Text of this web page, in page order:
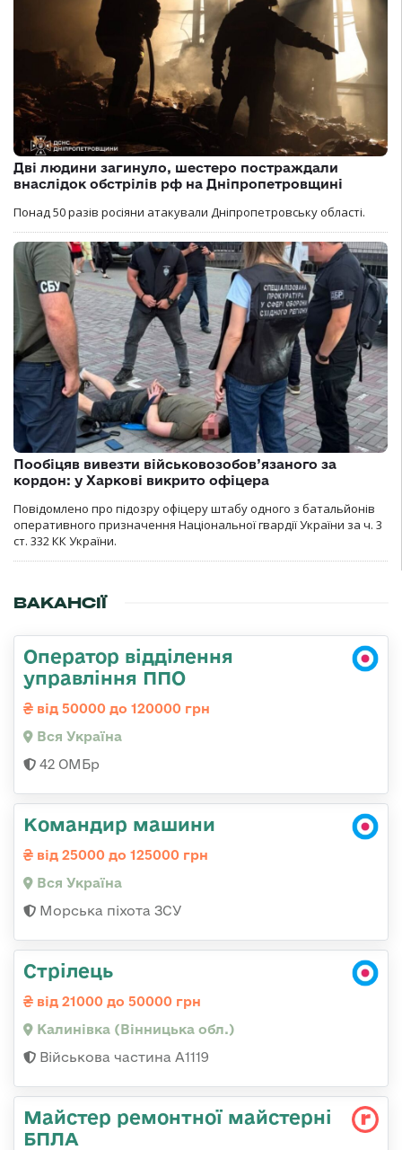
Дві людини загинуло, шестеро постраждали
внаслідок обстрілів рф на Дніпропетровщині
Понад 50 разів росіяни атакували Дніпропетровську області.
Пообіцяв вивезти військовозобов’язаного за
кордон: у Харкові викрито офіцера
Повідомлено про підозру офіцеру штабу одного з батальйонів
оперативного призначення Національної гвардії України за ч. 3
ст. 332 КК України.
ВАКАНСІЇ
Оператор відділення
управління ППО
від 50000 до 120000 грн
Вся Україна
42 ОМБр
Командир машини
від 25000 до 125000 грн
Вся Україна
Морська піхота ЗСУ
Стрілець
від 21000 до 50000 грн
Калинівка (Вінницька обл.)
Військова частина А1119
Майстер ремонтної майстерні
БПЛА